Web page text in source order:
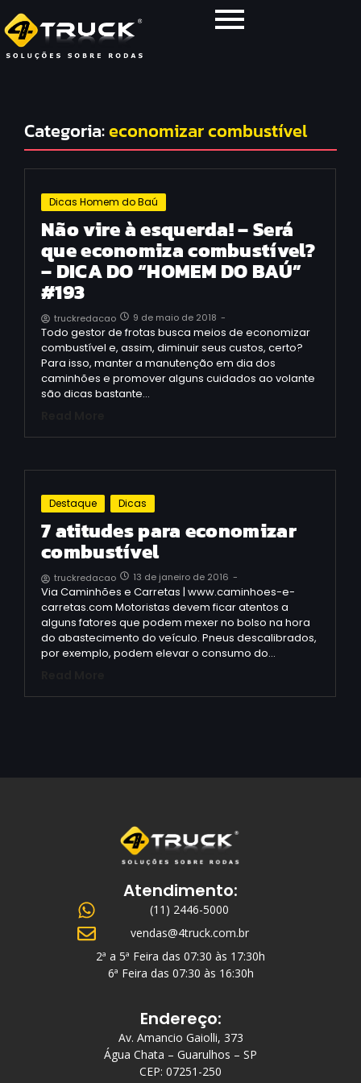
Categoria:economizar combustível
Dicas Homem do Baú
Não vire à esquerda! – Será
que economiza combustível?
– DICA DO “HOMEM DO BAÚ”
#193
truckredacao 9 de maio de 2018 -
Todo gestor de frotas busca meios de economizar
combustível e, assim, diminuir seus custos, certo?
Para isso, manter a manutenção em dia dos
caminhões e promover alguns cuidados ao volante
são dicas bastante…
Destaque Dicas
7 atitudes para economizar
combustível
truckredacao 13 de janeiro de 2016 -
Via Caminhões e Carretas | www.caminhoes-e-
carretas.com Motoristas devem ficar atentos a
alguns fatores que podem mexer no bolso na hora
do abastecimento do veículo. Pneus descalibrados,
por exemplo, podem elevar o consumo do…
Atendimento:
(11) 2446-5000
vendas@4truck.com.br
2ª a 5ª Feira das 07:30 às 17:30h
6ª Feira das 07:30 às 16:30h
Endereço:
Av. Amancio Gaiolli, 373
Água Chata – Guarulhos – SP
CEP: 07251-250